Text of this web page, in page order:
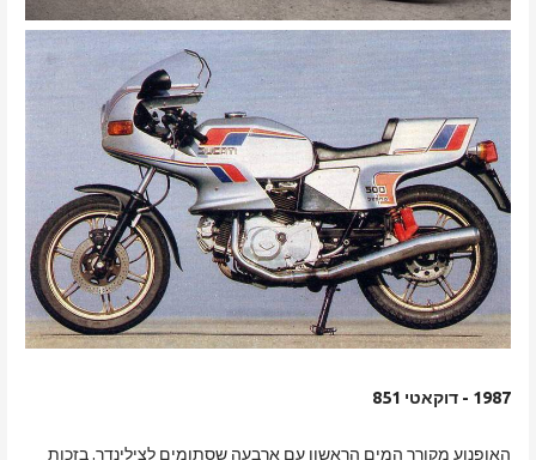
1987 - דוקאטי 851
האופנוע מקורר המים הראשון עם ארבעה שסתומים לצילינדר. בזכות